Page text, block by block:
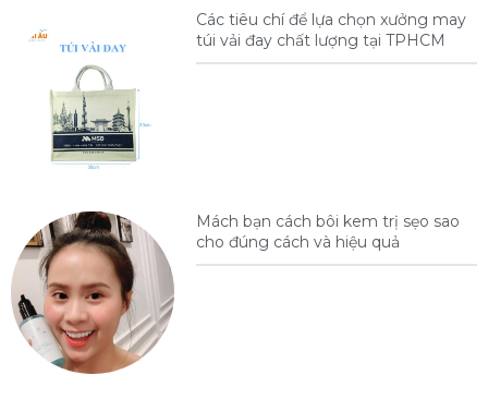
Các tiêu chí để lựa chọn xưởng may
túi vải đay chất lượng tại TPHCM
Mách bạn cách bôi kem trị sẹo sao
cho đúng cách và hiệu quả